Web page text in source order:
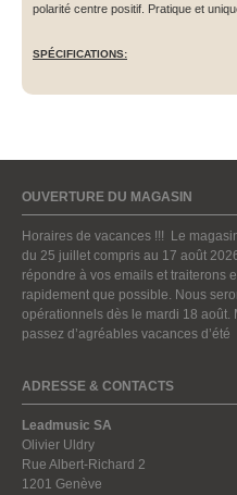
polarité centre positif. Pratique et
SPÉCIFICATIONS:
OUVERTURE DU MAGASIN
Horaires de vacances !!! Le
du 25 juillet compris au 17 août
répondre à vos emails et traiterons
rapidement que possible. Nous
opérationnels dès le mardi 18 août.
passez d’agréables vacances d’été
ADRESSE & CONTACTS
Leadmusic SA
Olivier Uldry
Rue Albert-Richard 2
1201 Genève